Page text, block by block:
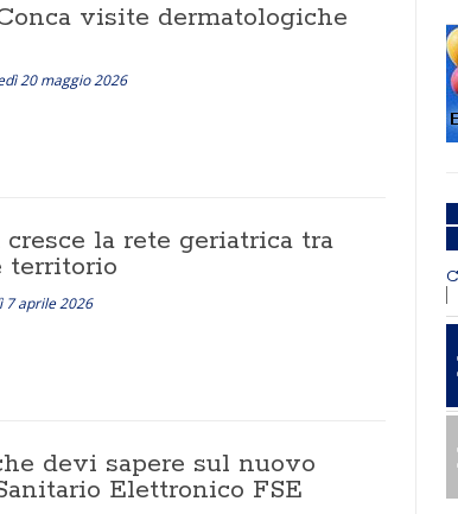
visite dermatologiche
20 maggio 2026
la rete geriatrica tra
territorio
7 aprile 2026
devi sapere sul nuovo
Elettronico FSE